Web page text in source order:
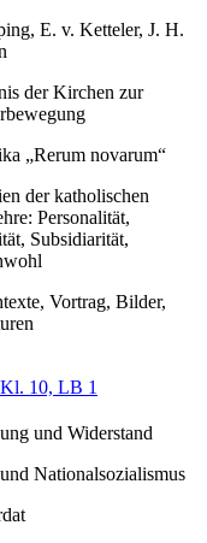
E. v. Ketteler, J. H.
der Kirchen zur
„Rerum novarum“
der katholischen
Personalität,
Subsidiarität,
Vortrag, Bilder,
10, LB 1
und Widerstand
Nationalsozialismus